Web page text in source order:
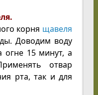
корня щавеля
Доводим воду
15 минут, а
отвар
рта, так и для